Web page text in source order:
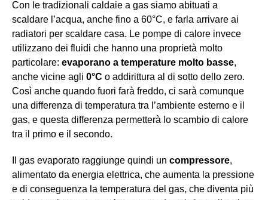
Con le tradizionali caldaie a gas siamo abituati a
scaldare l’acqua, anche fino a 60°C, e farla arrivare ai
radiatori per scaldare casa. Le pompe di calore invece
utilizzano dei fluidi che hanno una proprietà molto
particolare: evaporano a temperature molto basse,
anche vicine agli 0°C o addirittura al di sotto dello zero.
Così anche quando fuori farà freddo, ci sarà comunque
una differenza di temperatura tra l’ambiente esterno e il
gas, e questa differenza permetterà lo scambio di calore
tra il primo e il secondo.
Il gas evaporato raggiunge quindi un compressore,
alimentato da energia elettrica, che aumenta la pressione
e di conseguenza la temperatura del gas, che diventa più